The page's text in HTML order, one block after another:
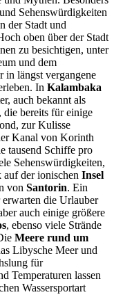
Sehenswürdigkeiten
der Stadt und
oben über der Stadt
zu besichtigen, unter
und dem
in längst vergangene
In Kalambaka
auch bekannt als
bereits für einige
zur Kulisse
Kanal von Korinth
tausend Schiffe pro
Sehenswürdigkeiten,
auf der ionischen Insel
von Santorin. Ein
erwarten die Urlauber
auch einige größere
, ebenso viele Strände
Meere rund um
Libysche Meer und
für
Temperaturen lassen
Wassersportart